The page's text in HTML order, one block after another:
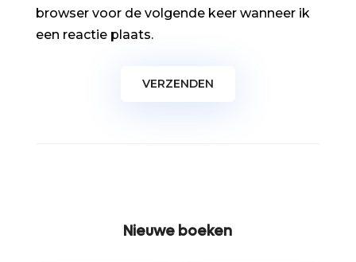
browser voor de volgende keer wanneer ik
een reactie plaats.
Nieuwe boeken